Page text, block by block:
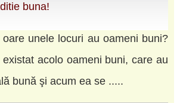
buna!
unele locuri au oameni buni?
acolo oameni buni, care au
bună şi acum ea se .....